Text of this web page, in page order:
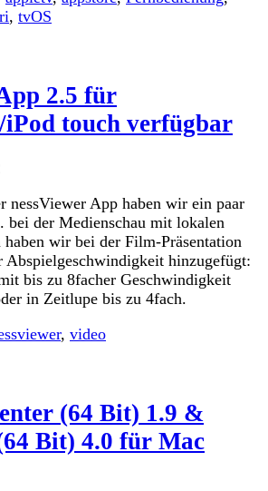
, tvOS
2.5 für
touch verfügbar
nessViewer App haben wir ein paar
bei der Medienschau mit lokalen
wir bei der Film-Präsentation
Abspielgeschwindigkeit hinzugefügt:
bis zu 8facher Geschwindigkeit
in Zeitlupe bis zu 4fach.
, video
(64 Bit) 1.9 &
Bit) 4.0 für Mac